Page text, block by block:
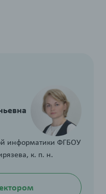
информатики ФГБОУ
к. п. н.